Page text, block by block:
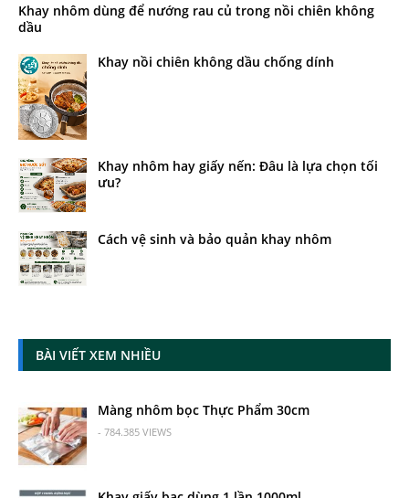
Khay nhôm dùng để nướng rau củ trong nồi chiên không
dầu
Khay nồi chiên không dầu chống dính
Khay nhôm hay giấy nến: Đâu là lựa chọn tối
ưu?
Cách vệ sinh và bảo quản khay nhôm
BÀI VIẾT XEM NHIỀU
Màng nhôm bọc Thực Phẩm 30cm
- 784.385 VIEWS